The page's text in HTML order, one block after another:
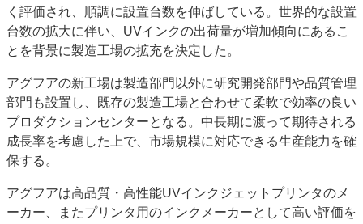
2022 見える化・MIS特集
特集・デジタル印刷 アイデアで勝負！ ～多様なビジネス・多彩な商材～
JAPAN PACK 2023 特集
中古印刷機・製本機特集
特集・デジタル印刷 ～ 新成長軌道を描く
案内
発刊案内
JFPI印刷用語集 印刷機材年鑑
会社案内
購読・購入申し込み
サイトポリシー
お問い合わせ
く評価され、順調に設置台数を伸ばしている。世界的な設置
台数の拡大に伴い、UVインクの出荷量が増加傾向にあるこ
とを背景に製造工場の拡充を決定した。
アグフアの新工場は製造部門以外に研究開発部門や品質管理
部門も設置し、既存の製造工場と合わせて柔軟で効率の良い
プロダクションセンターとなる。中長期に渡って期待される
成長率を考慮した上で、市場規模に対応できる生産能力を確
保する。
アグフアは高品質・高性能UVインクジェットプリンタのメ
ーカー、またプリンタ用のインクメーカーとして高い評価を